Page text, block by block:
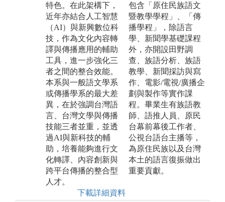
特色。在此架構下，
近年亦結合人工智慧
（AI）與新興數位科
技，作為文化內容轉
譯與傳播應用的輔助
工具，進一步強化三
者之間的整合效能。
本系與一般語文學系
或傳播學系的最大差
異，在於強調台灣語
言、台灣文學與傳播
技能三者並重，並透
過AI與新科技的輔
助，培養能夠進行文
化轉譯、內容創新與
跨平台傳播的整合型
人才。
下載詳細資料
包含「原住民族語文
暨教學學程」、「傳
播學程」，除語言
學、新聞學基礎課程
外，亦開設田野調
查、族語分析、族語
教學、新聞採訪與寫
作、電影/電視/廣播企
劃與製作等實作課
程。畢業生有族語教
師、語推人員、原民
台幕前幕後工作者、
公視台語台主播等，
為原住民族以及台灣
本土的語言復振做出
重要貢獻。